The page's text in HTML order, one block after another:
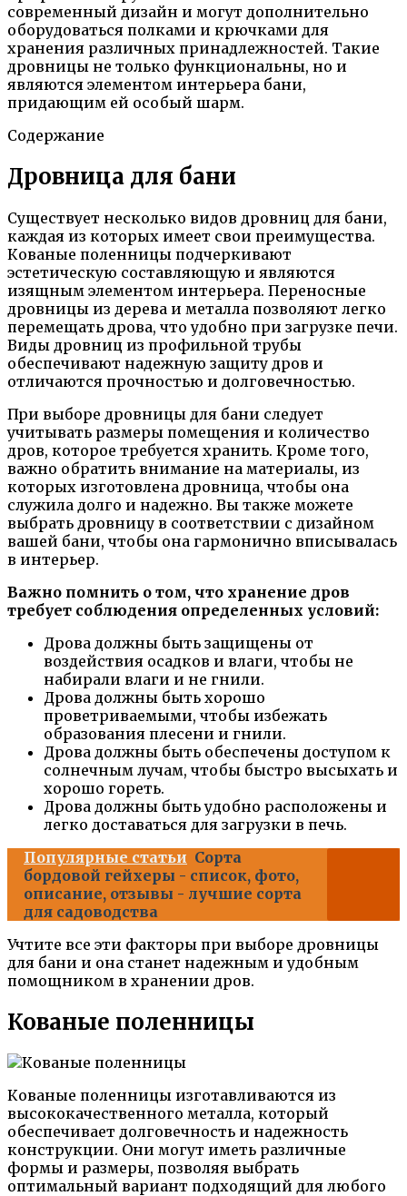
современный дизайн и могут дополнительно
оборудоваться полками и крючками для
хранения различных принадлежностей. Такие
дровницы не только функциональны, но и
являются элементом интерьера бани,
придающим ей особый шарм.
Содержание
Дровница для бани
Существует несколько видов дровниц для бани,
каждая из которых имеет свои преимущества.
Кованые поленницы подчеркивают
эстетическую составляющую и являются
изящным элементом интерьера. Переносные
дровницы из дерева и металла позволяют легко
перемещать дрова, что удобно при загрузке печи.
Виды дровниц из профильной трубы
обеспечивают надежную защиту дров и
отличаются прочностью и долговечностью.
При выборе дровницы для бани следует
учитывать размеры помещения и количество
дров, которое требуется хранить. Кроме того,
важно обратить внимание на материалы, из
которых изготовлена дровница, чтобы она
служила долго и надежно. Вы также можете
выбрать дровницу в соответствии с дизайном
вашей бани, чтобы она гармонично вписывалась
в интерьер.
Важно помнить о том, что хранение дров
требует соблюдения определенных условий:
Дрова должны быть защищены от
воздействия осадков и влаги, чтобы не
набирали влаги и не гнили.
Дрова должны быть хорошо
проветриваемыми, чтобы избежать
образования плесени и гнили.
Дрова должны быть обеспечены доступом к
солнечным лучам, чтобы быстро высыхать и
хорошо гореть.
Дрова должны быть удобно расположены и
легко доставаться для загрузки в печь.
Популярные статьи Сорта
бордовой гейхеры - список, фото,
описание, отзывы - лучшие сорта
для садоводства
Учтите все эти факторы при выборе дровницы
для бани и она станет надежным и удобным
помощником в хранении дров.
Кованые поленницы
Кованые поленницы изготавливаются из
высококачественного металла, который
обеспечивает долговечность и надежность
конструкции. Они могут иметь различные
формы и размеры, позволяя выбрать
оптимальный вариант подходящий для любого